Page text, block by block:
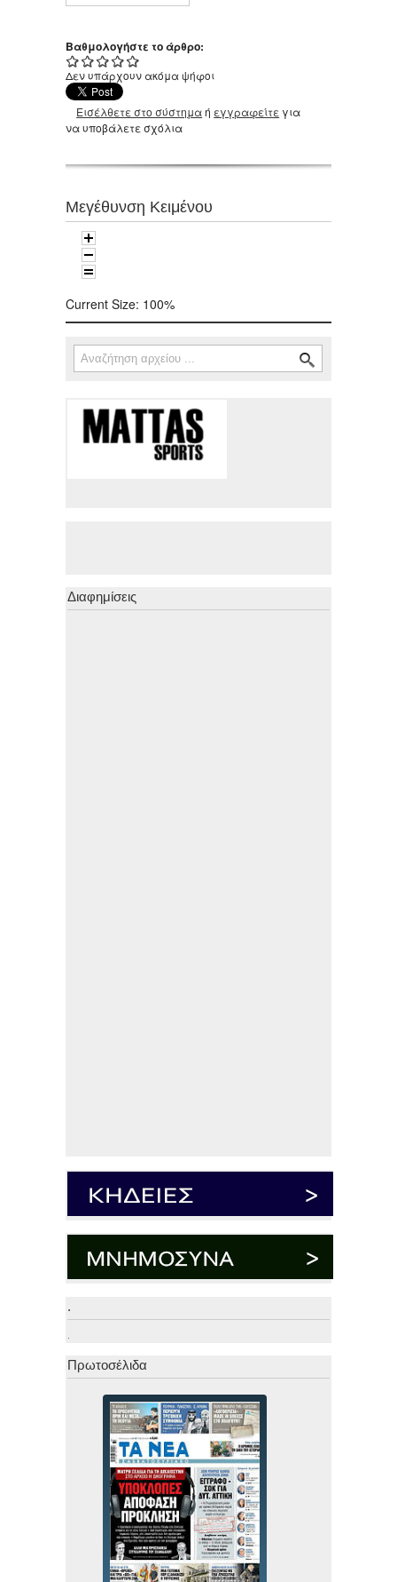
Βαθμολογήστε το άρθρο:
Δεν υπάρχουν ακόμα ψήφοι
Εισέλθετε στο σύστημαή εγγραφείτε για
να υποβάλετε σχόλια
Μεγέθυνση Κειμένου
Current Size: 100%
Φόρμα αναζήτησης
Αναζήτηση
Διαφημίσεις
.
.
Πρωτοσέλιδα